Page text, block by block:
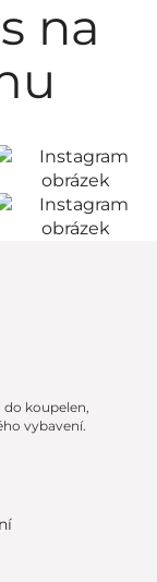
na
koupelen,
vybavení.